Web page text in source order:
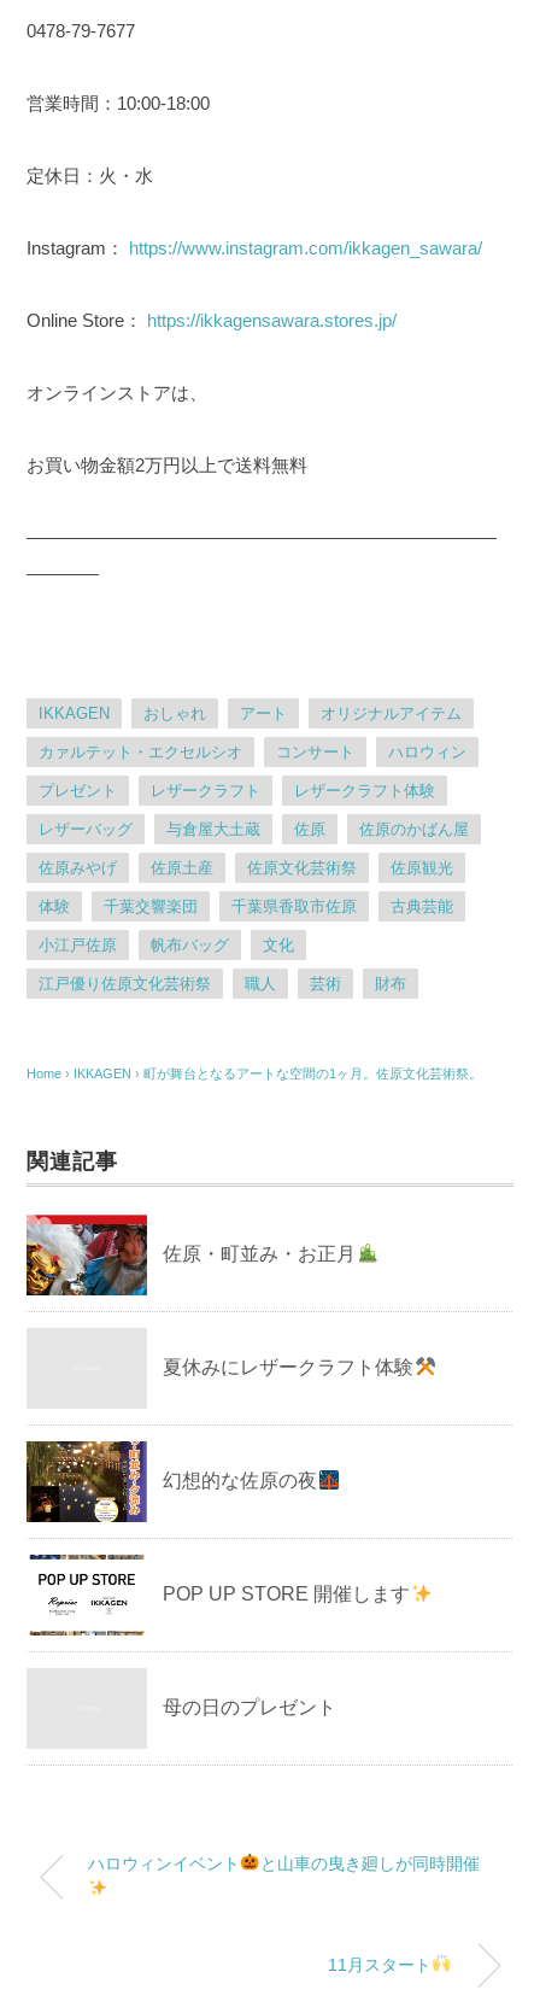
0478-79-7677
営業時間：10:00-18:00
定休日：火・水
Instagram： https://www.instagram.com/ikkagen_sawara/
Online Store： https://ikkagensawara.stores.jp/
オンラインストアは、
お買い物金額2万円以上で送料無料
——————————————————————————
————
IKKAGEN おしゃれ アート オリジナルアイテム
カァルテット・エクセルシオ コンサート ハロウィン
プレゼント レザークラフト レザークラフト体験
レザーバッグ 与倉屋大土蔵 佐原 佐原のかばん屋
佐原みやげ 佐原土産 佐原文化芸術祭 佐原観光
体験 千葉交響楽団 千葉県香取市佐原 古典芸能
小江戸佐原 帆布バッグ 文化
江戸優り佐原文化芸術祭 職人 芸術 財布
Home › IKKAGEN ›町が舞台となるアートな空間の1ヶ月。佐原文化芸術祭。
関連記事
佐原・町並み・お正月
夏休みにレザークラフト体験
幻想的な佐原の夜
POP UP STORE 開催します
母の日のプレゼント
ハロウィンイベント と山車の曳き廻しが同時開催
11月スタート